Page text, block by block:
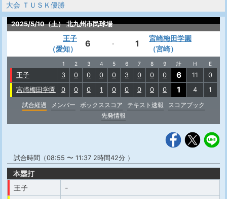
大会 ＴＵＳＫ優勝
2025/5/10（土） 北九州市民球場
王子
（愛知）
6 - 1
宮崎梅田学園
（宮崎）
1 2 3 4 5 6 7 8 9 計 H E
王子 3 0 0 0 0 3 0 0 0 6 11
0
宮崎梅田学園
0 0 0 1 0 0 0 0 0 1 4
1
試合経過
メンバー ボックススコア テキスト速報
スコアブック
先発情報
試合時間（08:55 〜 11:37 2時間42分 ）
本塁打
王子
-